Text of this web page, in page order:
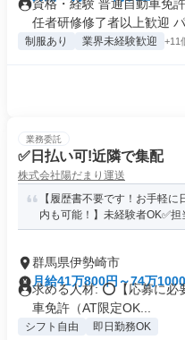
資格・経験 普通自動車免
任者研修修了者以上歓迎 パ
制服あり 業界未経験歓迎 +11
業務委託
✅日払い可!近隣で集配
株式会社陽だまり運送
【履歴書不要です！お手軽
内も可能！】未経験者OK✅担
群馬県伊勢崎市
月給41万800円～74万
求める人材: ⭕️【応募に必
車免許（AT限定OK...
シフト自由 即日勤務OK